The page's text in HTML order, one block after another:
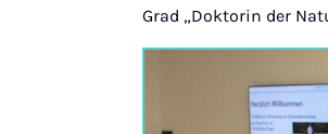
Grad „Doktorin der